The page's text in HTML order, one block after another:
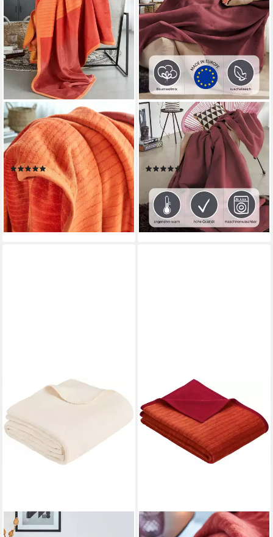
Wohndecke Sorrento
Jacquard, sanfter Farbverlauf,
Kuscheldecke
(103)
49,99 € UVP 59,99 €
-17%
lieferbar - in 4-5 Werktagen bei dir
IBENA
Wohndecke Wohndecke
Doubleface Dublin, in
trendigen Farben
(158)
40,94 € UVP 59,99 €
-32%
lieferbar - in 4-5 Werktagen bei dir
+11